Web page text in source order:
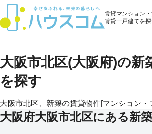
賃貸マンション・
賃貸一戸建てを探
大阪市北区(大阪府)の
を探す
大阪市北区、新築の賃貸物件[マンション
大阪府大阪市北区にある新